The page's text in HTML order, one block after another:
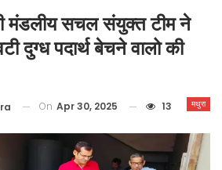
मंडलीय सचल संयुक्त टीम ने
दुग्ध पदार्थ बेचने वालो की
मथुरा
On Apr 30, 2025 13